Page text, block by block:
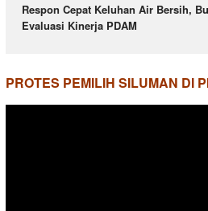
Respon Cepat Keluhan Air Bersih,
Evaluasi Kinerja PDAM
PROTES PEMILIH SILUMAN DI